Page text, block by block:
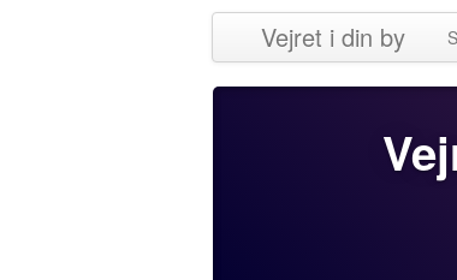
Vejret i din by